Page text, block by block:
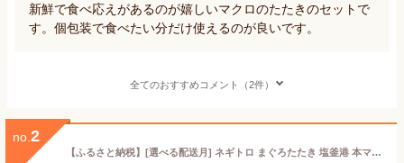
新鮮で食べ応えがあるのが嬉しいマクロのたたきのセットで
す。個包装で食べたい分だけ使えるのが良いです。
全てのおすすめコメント（2件）
no. 2
【ふるさと納税】[選べる配送月] ネギトロ まぐろたたき 塩釜港 本マグロ 選べる 400g(80g×5)／800g(80g×10) 小分け 冷凍 ねぎとろ 天然 まぐろ 国産 お試し 冷凍食品 マグロ おススメ 鮪 ネギトロ巻き 魚介類 水産加工品 魚 寿司 ねぎとろ丼 塩竈市 塩釜 ヤマコ武田商店